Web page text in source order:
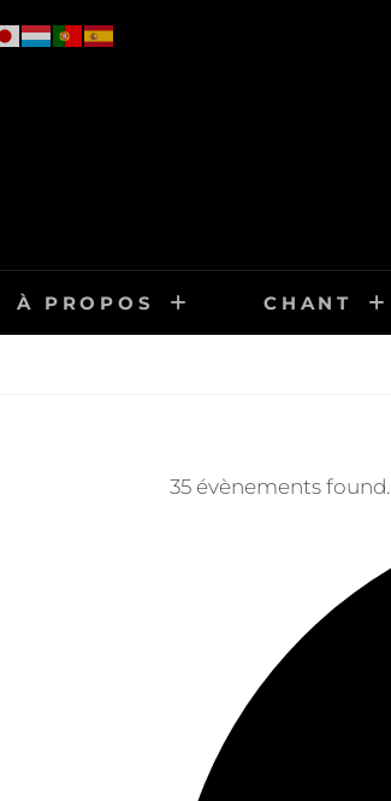
À PROPOS CHANT
35 évènements found.